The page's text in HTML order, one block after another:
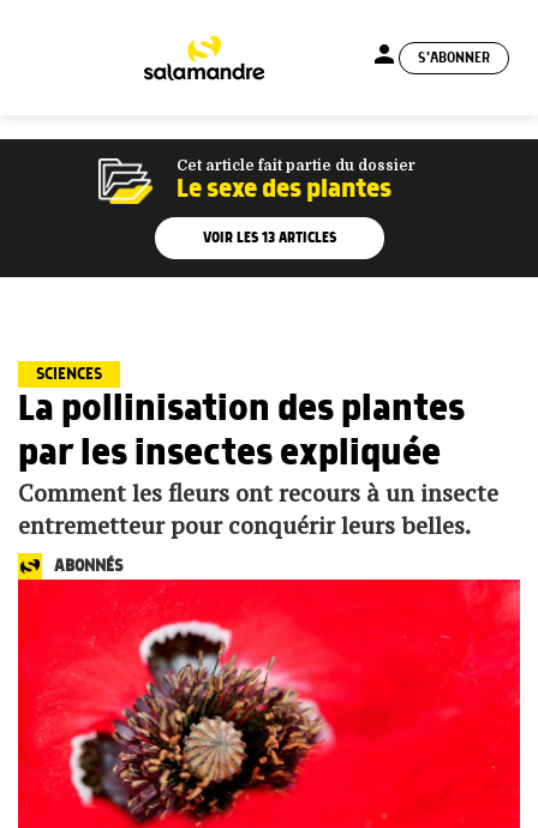
person S'ABONNER
Cet article fait partie du dossier
Le sexe des plantes
VOIR LES 13ARTICLES
SCIENCES
La pollinisation des plantes
par les insectes expliquée
Comment les fleurs ont recours à un insecte
entremetteur pour conquérir leurs belles.
ABONNÉS